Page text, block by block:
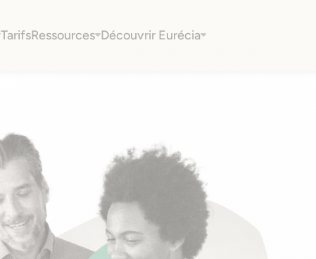
TarifsRessources Découvrir Eurécia